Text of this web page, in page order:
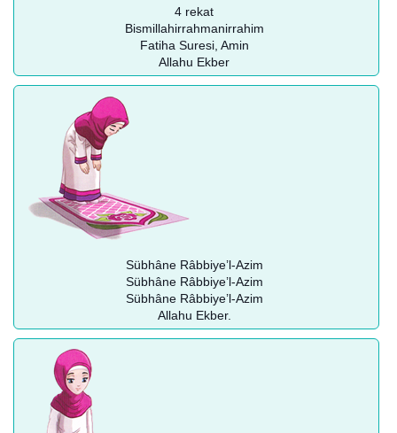
4 rekat
Bismillahirrahmanirrahim
Fatiha Suresi, Amin
Allahu Ekber
Sübhâne Râbbiye’l-Azim
Sübhâne Râbbiye’l-Azim
Sübhâne Râbbiye’l-Azim
Allahu Ekber.